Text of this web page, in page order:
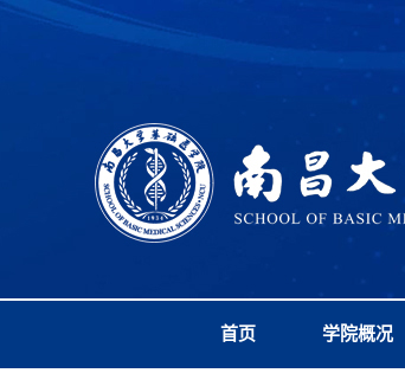
首页 学院概况